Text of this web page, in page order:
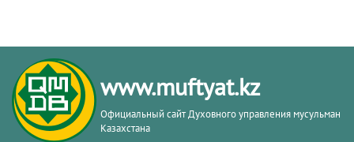
www.muftyat.kz
Официальный сайт Духовного управления мусульман
Казахстана